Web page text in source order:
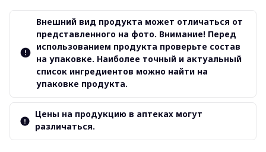
Внешний вид продукта может отличаться от
представленного на фото. Внимание! Перед
использованием продукта проверьте состав
на упаковке. Наиболее точный и актуальный
список ингредиентов можно найти на
упаковке продукта.
Цены на продукцию в аптеках могут
различаться.